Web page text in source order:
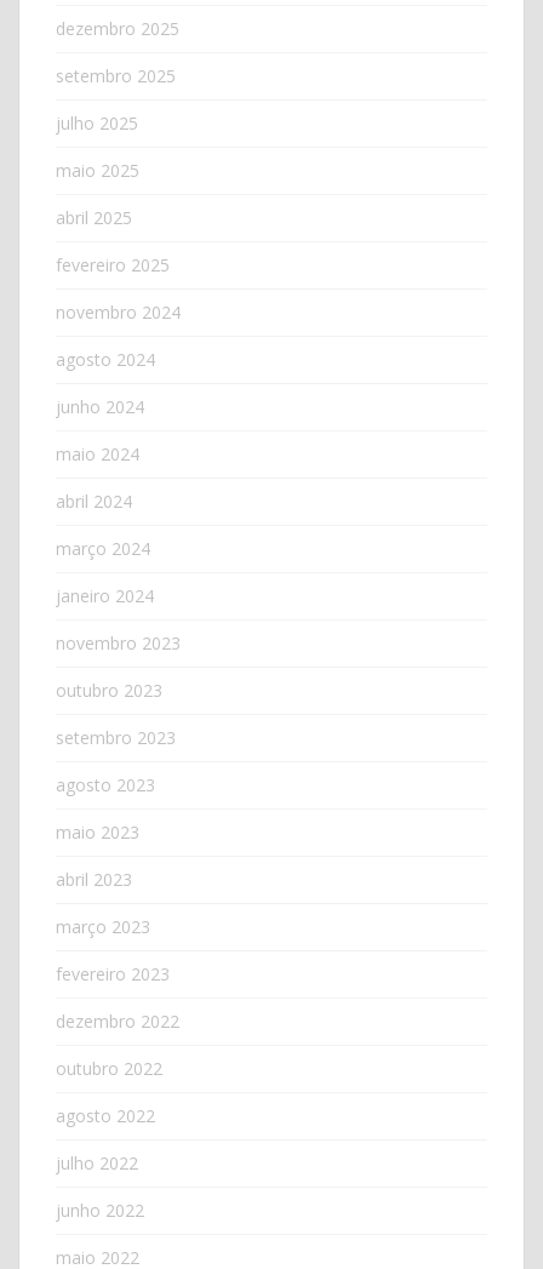
dezembro 2025
setembro 2025
julho 2025
maio 2025
abril 2025
fevereiro 2025
novembro 2024
agosto 2024
junho 2024
maio 2024
abril 2024
março 2024
janeiro 2024
novembro 2023
outubro 2023
setembro 2023
agosto 2023
maio 2023
abril 2023
março 2023
fevereiro 2023
dezembro 2022
outubro 2022
agosto 2022
julho 2022
junho 2022
maio 2022